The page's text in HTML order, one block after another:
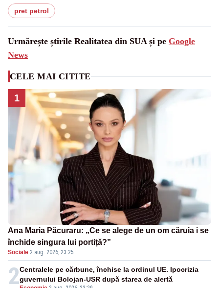
pret petrol
Urmărește știrile Realitatea din SUA și pe Google
News
CELE MAI CITITE
1
Ana Maria Păcuraru: „Ce se alege de un om căruia i se
închide singura lui portiță?”
Sociale·2 aug. 2026, 23:25
2Centralele pe cărbune, închise la ordinul UE. Ipocrizia
guvernului Bolojan-USR după starea de alertă